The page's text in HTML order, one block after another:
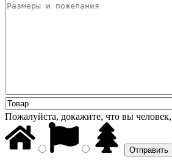
Пожалуйста, докажите, что вы